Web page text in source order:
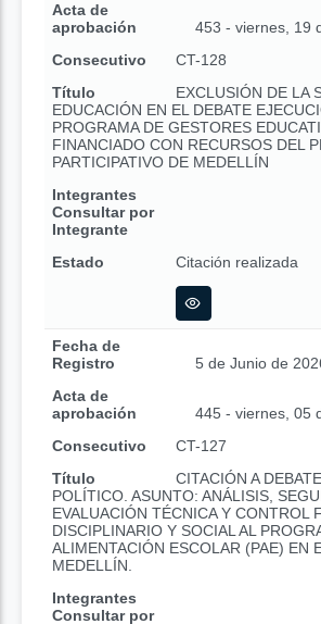
Acta de
aprobación
453 - viernes, 19
Consecutivo
CT-128
Título
EXCLUSIÓN DE LA
EDUCACIÓN EN EL DEBATE
PROGRAMA DE GESTORES
FINANCIADO CON RECURSOS DEL
PARTICIPATIVO DE MEDELLÍN
Integrantes
Consultar por
Integrante
Estado
Citación realizada
Fecha de
Registro
5 de Junio de
Acta de
aprobación
445 - viernes, 05
Consecutivo
CT-127
Título
CITACIÓN A
POLÍTICO. ASUNTO: ANÁLISIS,
EVALUACIÓN TÉCNICA Y CONTROL
DISCIPLINARIO Y SOCIAL AL
ALIMENTACIÓN ESCOLAR (PAE) EN
MEDELLÍN.
Integrantes
Consultar por